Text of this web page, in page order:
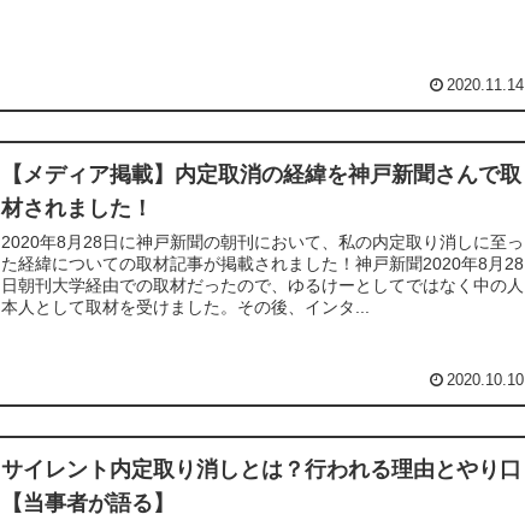
2020.11.14
【メディア掲載】内定取消の経緯を神戸新聞さんで取
材されました！
2020年8月28日に神戸新聞の朝刊において、私の内定取り消しに至っ
た経緯についての取材記事が掲載されました！神戸新聞2020年8月28
日朝刊大学経由での取材だったので、ゆるけーとしてではなく中の人
本人として取材を受けました。その後、インタ...
2020.10.10
サイレント内定取り消しとは？行われる理由とやり口
【当事者が語る】